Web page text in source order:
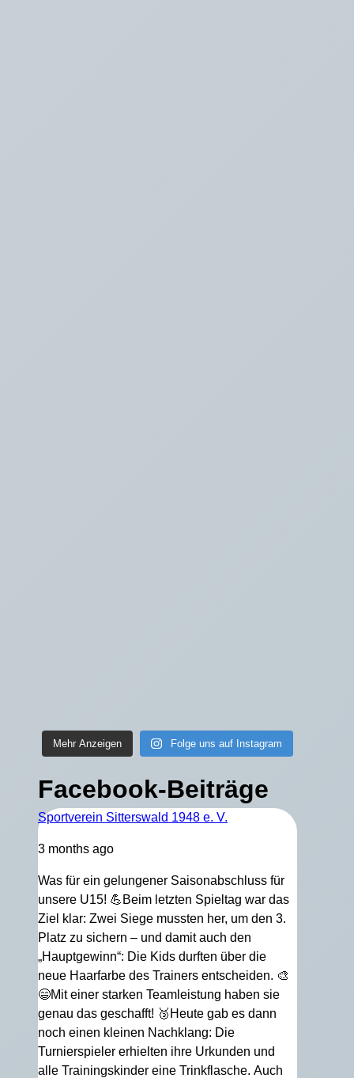
Mehr Anzeigen Folge uns auf Instagram
Facebook-Beiträge
Sportverein Sitterswald 1948 e. V.
3 months ago
Was für ein gelungener Saisonabschluss für
unsere U15! 💪 Beim letzten Spieltag war das
Ziel klar: Zwei Siege mussten her, um den 3.
Platz zu sichern – und damit auch den
„Hauptgewinn“: Die Kids durften über die
neue Haarfarbe des Trainers entscheiden. 🎨
😄Mit einer starken Teamleistung haben sie
genau das geschafft! 🥉 Heute gab es dann
noch einen kleinen Nachklang: Die
Turnierspieler erhielten ihre Urkunden und
alle Trainingskinder eine Trinkflasche. Auch